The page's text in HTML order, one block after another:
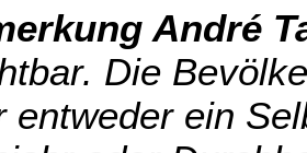
André
Die
entweder ein